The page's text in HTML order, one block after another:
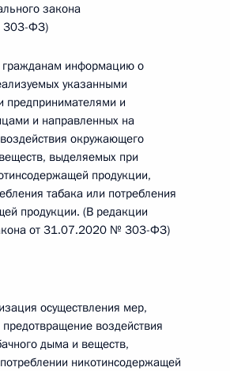
закона
303-ФЗ)
гражданам информацию о
указанными
предпринимателями и
и направленных на
окружающего
выделяемых при
продукции,
табака или потребления
продукции. (В редакции
от 31.07.2020 № 303-ФЗ)
осуществления мер,
воздействия
дыма и веществ,
никотинсодержащей